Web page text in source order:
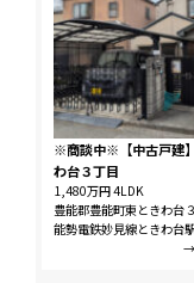
※商談中※【中古戸建
わ台３丁目
1,480万円4LDK
豊能郡豊能町東ときわ台
能勢電鉄妙見線ときわ台
→